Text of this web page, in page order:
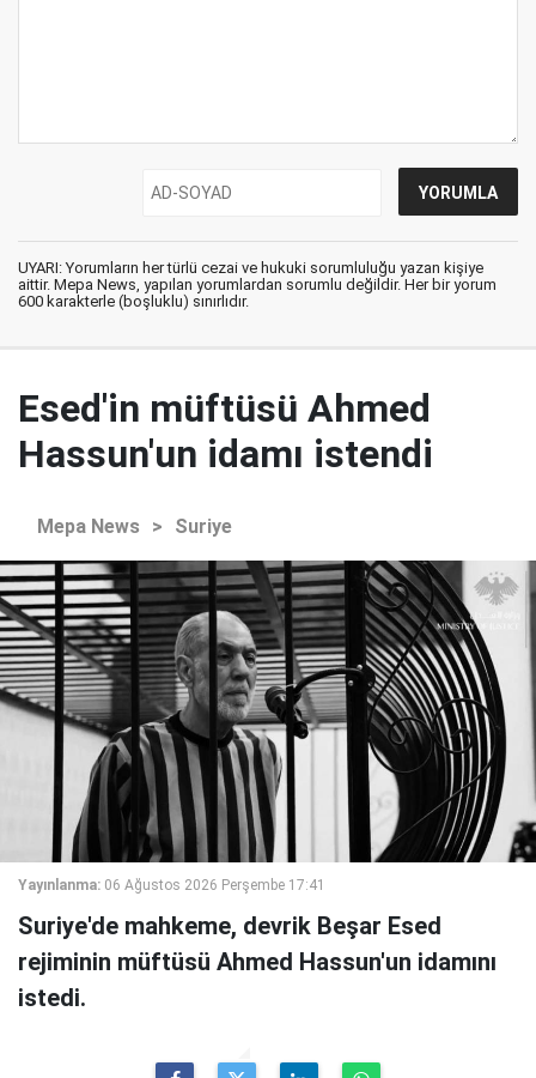
UYARI: Yorumların her türlü cezai ve hukuki sorumluluğu yazan kişiye
aittir. Mepa News, yapılan yorumlardan sorumlu değildir. Her bir yorum
600 karakterle (boşluklu) sınırlıdır.
Esed'in müftüsü Ahmed
Hassun'un idamı istendi
Mepa News > Suriye
Yayınlanma: 06 Ağustos 2026 Perşembe 17:41
Suriye'de mahkeme, devrik Beşar Esed
rejiminin müftüsü Ahmed Hassun'un idamını
istedi.